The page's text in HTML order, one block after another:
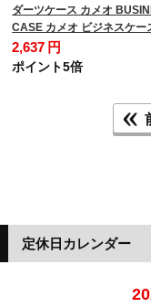
ダーツケース カメオ
CASE カメオ ビジネスケー
2,637 円
ポイント5倍
定休日カレンダー